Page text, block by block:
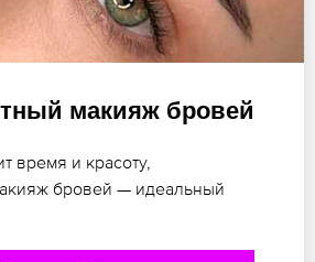
макияж бровей
время и красоту,
бровей — идеальный